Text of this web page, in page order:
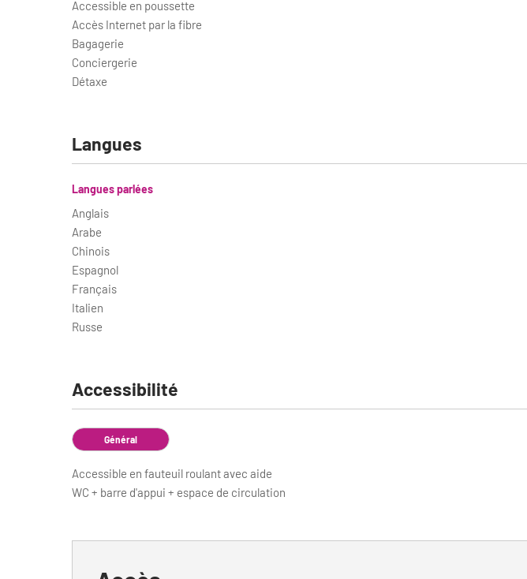
Accessible en poussette
Accès Internet par la fibre
Bagagerie
Conciergerie
Détaxe
Langues
Langues parlées
Anglais
Arabe
Chinois
Espagnol
Français
Italien
Russe
Accessibilité
Général
Accessible en fauteuil roulant avec aide
WC + barre d'appui + espace de circulation